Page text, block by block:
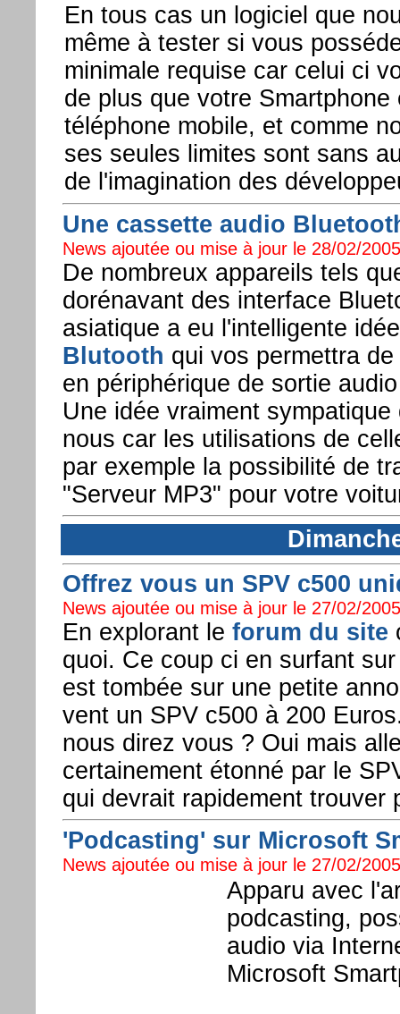
En tous cas un logiciel que
même à tester si vous
minimale requise car celui ci
de plus que votre
téléphone mobile, et comme
ses seules limites sont sans
de l'imagination des
Une cassette audio
News ajoutée ou mise à jour le 28/02/
De nombreux appareils tels
dorénavant des interface
asiatique a eu l'intelligente
Blutooth qui vos permettra
en périphérique de sortie
Une idée vraiment
nous car les utilisations de
par exemple la possibilité de
"Serveur MP3" pour votre
Offrez vous un SPV c500
News ajoutée ou mise à jour le 27/02/
En explorant le forum du site
quoi. Ce coup ci en surfant
est tombée sur une petite
vent un SPV c500 à 200
nous direz vous ? Oui mais
certainement étonné par le
qui devrait rapidement trouver
'Podcasting' sur Microsoft
News ajoutée ou mise à jour le 27/02/
Apparu avec
podcasting,
audio via
Microsoft